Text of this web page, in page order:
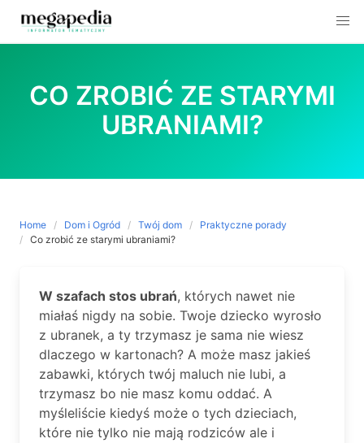
contentCO ZROBIĆ ZE STARYMI
UBRANIAMI?
Home Dom i Ogród Twój dom
Praktyczne porady
Co zrobić ze starymi ubraniami?
W szafach stos ubrań, których nawet nie
miałaś nigdy na sobie. Twoje dziecko wyrosło
z ubranek, a ty trzymasz je sama nie wiesz
dlaczego w kartonach? A może masz jakieś
zabawki, których twój maluch nie lubi, a
trzymasz bo nie masz komu oddać. A
myśleliście kiedyś może o tych dzieciach,
które nie tylko nie mają rodziców ale i